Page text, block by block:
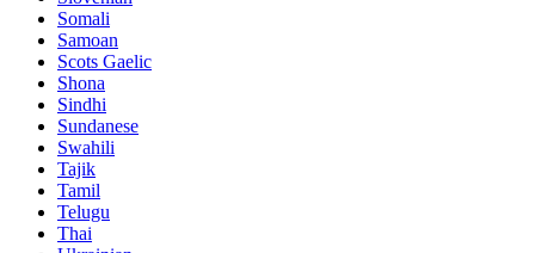
Somali
Samoan
Scots Gaelic
Shona
Sindhi
Sundanese
Swahili
Tajik
Tamil
Telugu
Thai